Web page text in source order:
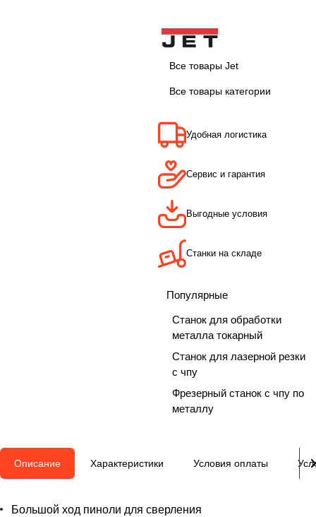
Все товары Jet
Все товары категории
Удобная логистика
Сервис и гарантия
Выгодные условия
Станки на складе
Популярные
Станок для обработки
металла токарный
Станок для лазерной резки
с чпу
Фрезерный станок с чпу по
металлу
Описание Характеристики Условия оплаты
Большой ход пиноли для сверления